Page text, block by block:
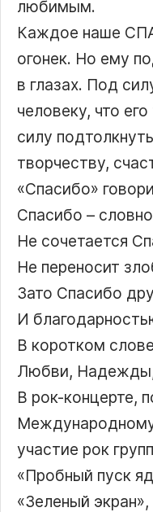
любимым.
Каждое наше
огонек. Но ему
в глазах. Под
человеку, что
силу
творчеству,
«Спасибо»
Спасибо –
Не сочетается
Не переносит
Зато Спасибо
И
В коротком
Любви,
В рок-концерте,
участие рок
«Пробный пуск
«Зеленый